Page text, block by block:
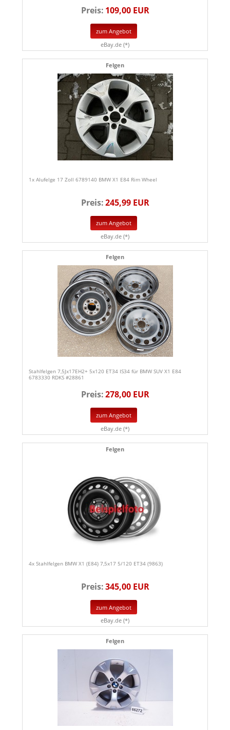
Preis: 109,00 EUR
zum Angebot
eBay.de (*)
Felgen
1x Alufelge 17 Zoll 6789140 BMW X1 E84 Rim Wheel
Preis:245,99 EUR
zum Angebot
eBay.de (*)
Felgen
Stahlfelgen 7,5Jx17EH2+ 5x120 ET34 IS34 für BMW SUV X1 E84
6783330 RDKS #28861
Preis:278,00 EUR
zum Angebot
eBay.de (*)
Felgen
4x Stahlfelgen BMW X1 (E84) 7,5x17 5/120 ET34 (9863)
Preis:345,00 EUR
zum Angebot
eBay.de (*)
Felgen